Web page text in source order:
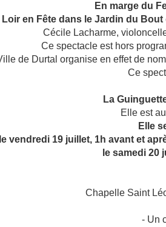
En marge du
Loir en Fête dans le Jardin du
Cécile Lacharme,
Ce spectacle est hors
de Durtal organise en effet de
Ce
La
Elle est
Elle
le vendredi 19 juillet, 1h avant et
le samedi 20
Chapelle Saint
- Un